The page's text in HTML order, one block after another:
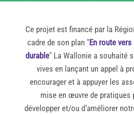
Ce projet est financé par la
cadre de son plan "En route
durable" La Wallonie a souhaité
vives en lançant un appel à
encourager et à appuyer les
mise en œuvre de pratiques
développer et/ou d’améliorer